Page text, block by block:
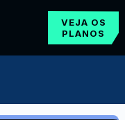
VEJA OS
PLANOS